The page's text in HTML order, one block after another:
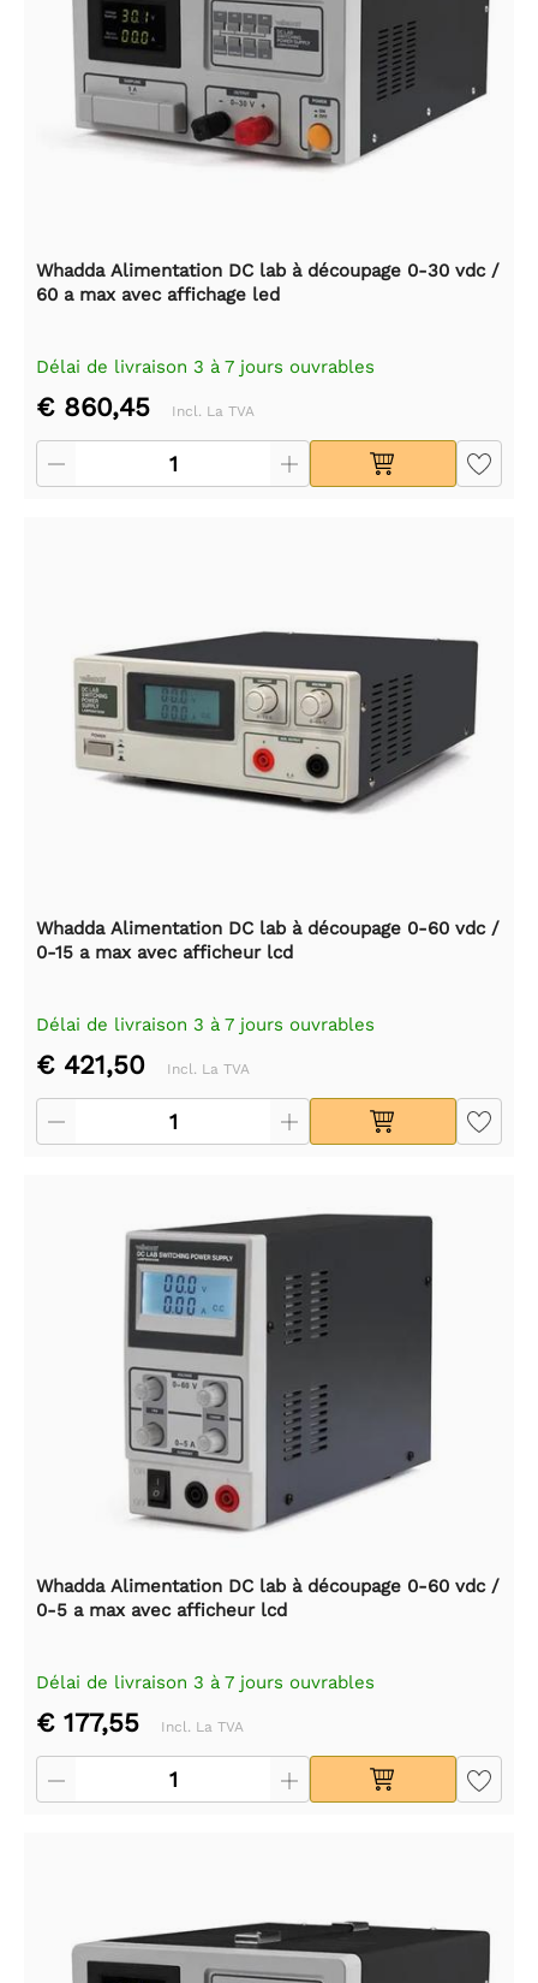
Whadda Alimentation DC lab à découpage 0-30 vdc /
60 a max avec affichage led
Délai de livraison 3 à 7 jours ouvrables
€ 860,45 Incl. La TVA
Whadda Alimentation DC lab à découpage 0-60 vdc /
0-15 a max avec afficheur lcd
Délai de livraison 3 à 7 jours ouvrables
€ 421,50 Incl. La TVA
Whadda Alimentation DC lab à découpage 0-60 vdc /
0-5 a max avec afficheur lcd
Délai de livraison 3 à 7 jours ouvrables
€ 177,55 Incl. La TVA